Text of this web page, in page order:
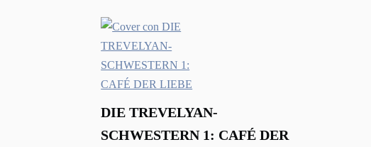
DIE TREVELYAN-
SCHWESTERN 1: CAFÉ DER